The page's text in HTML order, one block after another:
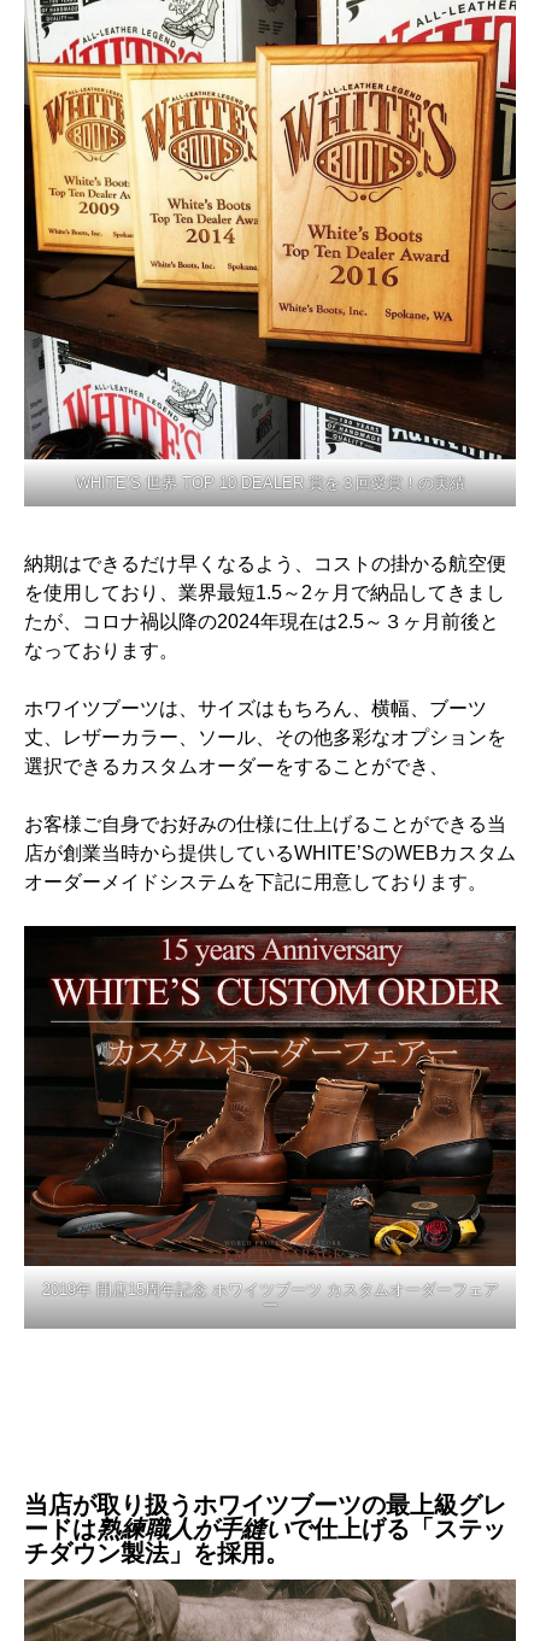
WHITE’S 世界 TOP 10 DEALER 賞を３回受賞！の実績
納期はできるだけ早くなるよう、コストの掛かる航空便
を使用しており、業界最短1.5～2ヶ月で納品してきまし
たが、コロナ禍以降の2024年現在は2.5～３ヶ月前後と
なっております。
ホワイツブーツは、サイズはもちろん、横幅、ブーツ
丈、レザーカラー、ソール、その他多彩なオプションを
選択できるカスタムオーダーをすることができ、
お客様ご自身でお好みの仕様に仕上げることができる当
店が創業当時から提供しているWHITE’SのWEBカスタム
オーダーメイドシステムを下記に用意しております。
2019年 開店15周年記念 ホワイツブーツ カスタムオーダーフェア
ー
当店が取り扱うホワイツブーツの最上級グレ
ードは熟練職人が手縫いで仕上げる「ステッ
チダウン製法」を採用。